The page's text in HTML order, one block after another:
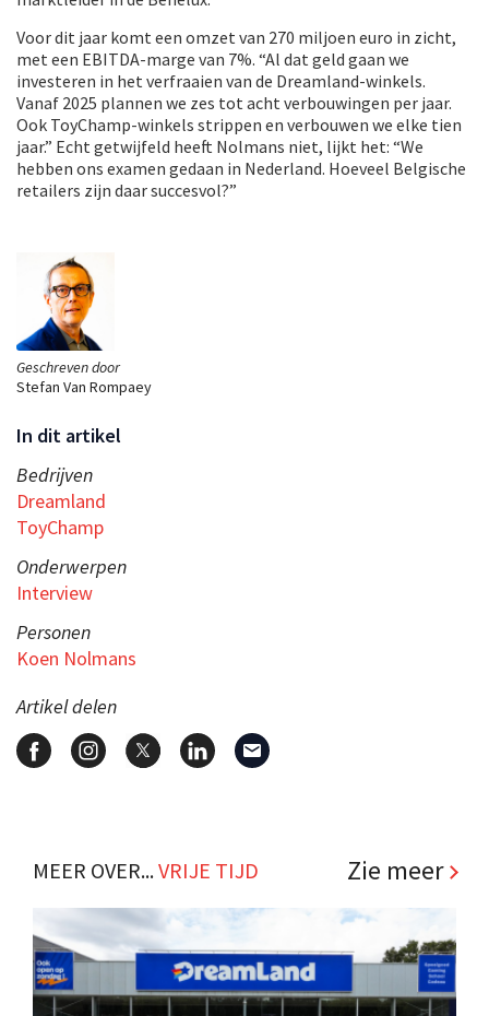
Geschreven door
Stefan Van Rompaey
In dit artikel
Bedrijven
Dreamland
ToyChamp
Onderwerpen
Interview
Personen
Koen Nolmans
Artikel delen
Voor dit jaar komt een omzet van 270 miljoen euro in zicht,
met een EBITDA-marge van 7%. “Al dat geld gaan we
investeren in het verfraaien van de Dreamland-winkels.
Vanaf 2025 plannen we zes tot acht verbouwingen per jaar.
Ook ToyChamp-winkels strippen en verbouwen we elke tien
jaar.” Echt getwijfeld heeft Nolmans niet, lijkt het: “We
hebben ons examen gedaan in Nederland. Hoeveel Belgische
retailers zijn daar succesvol?”
MEER OVER...VRIJE TIJD Zie meer